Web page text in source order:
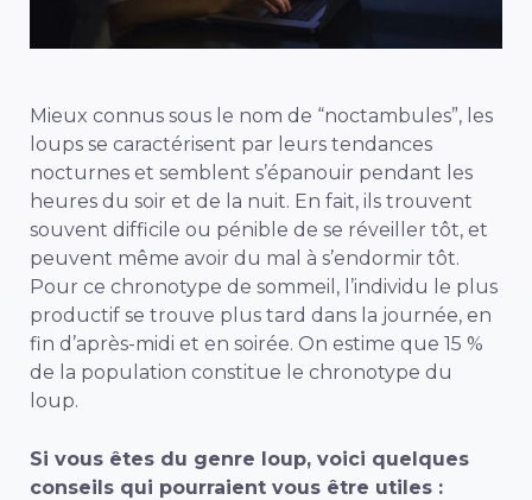
Mieux connus sous le nom de “noctambules”, les
loups se caractérisent par leurs tendances
nocturnes et semblent s’épanouir pendant les
heures du soir et de la nuit. En fait, ils trouvent
souvent difficile ou pénible de se réveiller tôt, et
peuvent même avoir du mal à s’endormir tôt.
Pour ce chronotype de sommeil, l’individu le plus
productif se trouve plus tard dans la journée, en
fin d’après-midi et en soirée. On estime que 15 %
de la population constitue le chronotype du
loup.
Si vous êtes du genre loup, voici quelques
conseils qui pourraient vous être utiles :